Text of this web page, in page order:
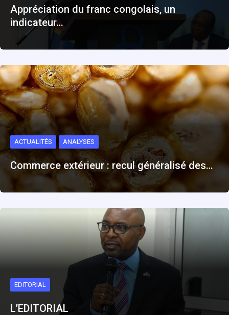
Appréciation du franc congolais, un
indicateur…
ACTUALITÉS ANALYSES
Commerce extérieur : recul généralisé des…
EDITORIAL
L’EDITORIAL